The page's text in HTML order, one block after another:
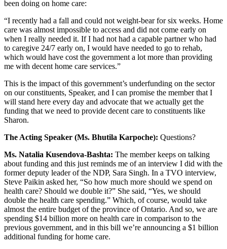
been doing on home care:
“I recently had a fall and could not weight-bear for six weeks. Home
care was almost impossible to access and did not come early on
when I really needed it. If I had not had a capable partner who had
to caregive 24/7 early on, I would have needed to go to rehab,
which would have cost the government a lot more than providing
me with decent home care services.”
This is the impact of this government’s underfunding on the sector
on our constituents, Speaker, and I can promise the member that I
will stand here every day and advocate that we actually get the
funding that we need to provide decent care to constituents like
Sharon.
The Acting Speaker (Ms. Bhutila Karpoche): Questions?
Ms. Natalia Kusendova-Bashta: The member keeps on talking
about funding and this just reminds me of an interview I did with the
former deputy leader of the NDP, Sara Singh. In a TVO interview,
Steve Paikin asked her, “So how much more should we spend on
health care? Should we double it?” She said, “Yes, we should
double the health care spending.” Which, of course, would take
almost the entire budget of the province of Ontario. And so, we are
spending $14 billion more on health care in comparison to the
previous government, and in this bill we’re announcing a $1 billion
additional funding for home care.